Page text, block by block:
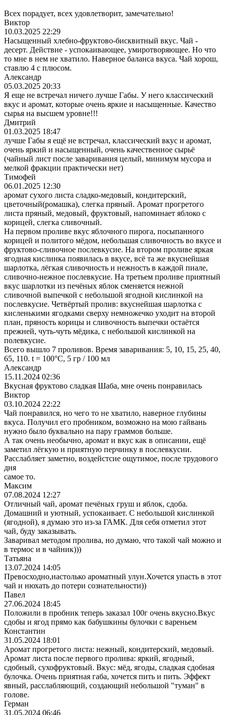
Всех порадует, всех удовлетворит, замечательно!
Виктор
10.03.2025 22:29
Насыщенный хлебно-фруктово-бисквитный вкус. Чай -
десерт. Действие - успокаивающее, умиротворяющее. Но что
то мне в нем не хватило. Наверное баланса вкуса. Чай хорош,
ставлю 4 с плюсом.
Александр
05.03.2025 20:33
Я еще не встречал ничего лучше Габы. У него классический
вкус и аромат, которые очень яркие и насыщенные. Качество
сырья на высшем уровне!!!
Дмитрий
01.03.2025 18:47
лучше Габы я ещё не встречал, классический вкус и аромат,
очень яркий и насыщенный, очень качественное сырьё
(чайный лист после заваривания целый, минимум мусора и
мелкой фракции практически нет)
Тимофей
06.01.2025 12:30
аромат сухого листа сладко-медовый, кондитерский,
цветочный(ромашка), слегка пряный. Аромат прогретого
листа пряный, медовый, фруктовый, напоминает яблоко с
корицей, слегка сливочный.
На первом проливе вкус яблочного пирога, посыпанного
корицей и политого мёдом, небольшая сливочность во вкусе и
фруктово-сливочное послевкусие. На втором проливе яркая
ягодная кислинка появилась в вкусе, всё та же вкуснейшая
шарлотка, лёгкая сливочность и нежность в каждой пиале,
сливочно-нежное послевкусие. На третьем проливе приятный
вкус шарлотки из печёных яблок сменяется нежной
сливочной выпечкой с небольшой ягодной кислинкой на
послевкусие. Четвёртый пролив: вкуснейшая шарлотка с
кисленькими ягодками сверху немножечко уходит на второй
план, пряность корицы и сливочность выпечки остаётся
прежней, чуть-чуть мёдика, с небольшой кислинкой на
полевкусие.
Всего вышло 7 проливов. Время заваривания: 5, 10, 15, 25, 40,
65, 110. t = 100°C, 5 гр / 100 мл
Александр
15.11.2024 02:36
Вкусная фруктово сладкая Шаба, мне очень понравилась
Виктор
03.10.2024 22:22
Чай понравился, но чего то не хватило, наверное глубины
вкуса. Получил его пробником, возможно на мою гайвань
нужно было буквально на пару граммов больше.
А так очень необычно, аромат и вкус как в описании, ещё
заметил лёгкую и приятную перчинку в послевкусии.
Расслабляет заметно, воздейстсие ощутимое, после трудового
дня
самое то.
Максим
07.08.2024 12:27
Отличный чай, аромат печёных груш и яблок, сдоба.
Домашний и уютный, успокаивает. С небольшой кислинкой
(ягодной), я думаю это из-за ГАМК. Для себя отметил этот
чай, буду заказывать.
Заваривал методом пролива, но думаю, что такой чай можно и
в термос и в чайник)))
Татьяна
13.07.2024 14:05
Превосходно,настолько ароматный улун.Хочется упасть в этот
чай и нюхать до потери сознательности))
Павел
27.06.2024 18:45
Положили в пробник теперь заказал 100г очень вкусно.Вкус
сдобы и ягод прямо как бабушкины булочки с вареньем
Константин
31.05.2024 18:01
Аромат прогретого листа: нежный, кондитерский, медовый.
Аромат листа после первого пролива: яркий, ягодный,
сдобный, сухофруктовый. Вкус: мёд, ягоды, сладкая сдобная
булочка. Очень приятная габа, хочется пить и пить. Эффект
явный, расслабляющий, создающий небольшой "туман" в
голове.
Герман
31.05.2024 06:46